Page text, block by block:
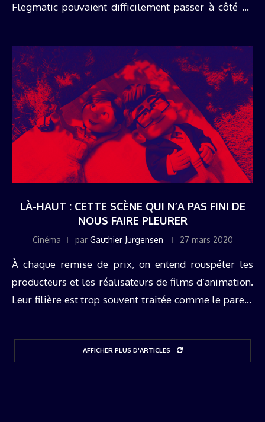
Flegmatic pouvaient difficilement passer à côté du
LÀ-HAUT : CETTE SCÈNE QUI N’A PAS FINI DE
NOUS FAIRE PLEURER
Cinéma par Gauthier Jurgensen 27 mars 2020
À chaque remise de prix, on entend rouspéter les
producteurs et les réalisateurs de films d’animation.
Leur filière est trop souvent traitée comme le parent
AFFICHER PLUS D'ARTICLES